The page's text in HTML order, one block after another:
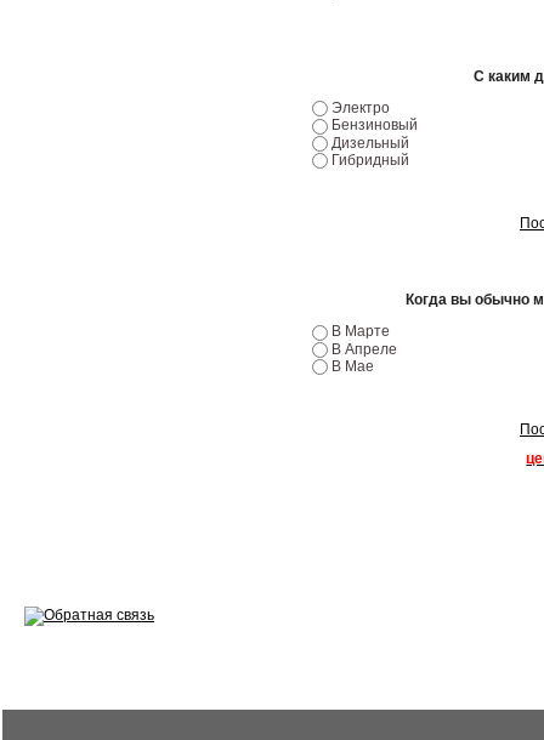
С каким
Электро
Бензиновый
Дизельный
Гибридный
Когда вы обычно
В Марте
В Апреле
В Мае